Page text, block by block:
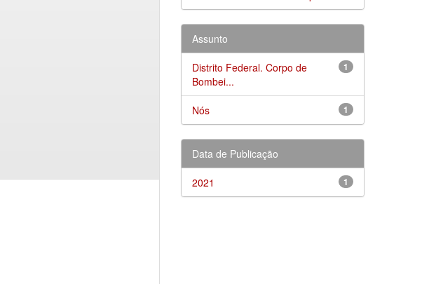
Assunto
1
Distrito Federal. Corpo de
Bombei...
1
Nós
Data de Publicação
1
2021